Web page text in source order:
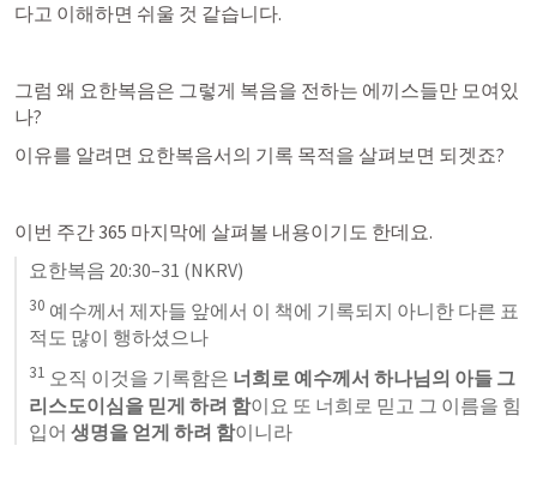
다고 이해하면 쉬울 것 같습니다.
그럼 왜 요한복음은 그렇게 복음을 전하는 에끼스들만 모여있
나?
이유를 알려면 요한복음서의 기록 목적을 살펴보면 되겟죠?
이번 주간 365 마지막에 살펴볼 내용이기도 한데요.
요한복음 20:30–31 (NKRV)
30 예수께서 제자들 앞에서 이 책에 기록되지 아니한 다른 표
적도 많이 행하셨으나
31 오직 이것을 기록함은 너희로 예수께서 하나님의 아들 그
리스도이심을 믿게 하려 함이요 또 너희로 믿고 그 이름을 힘
입어 생명을 얻게 하려 함이니라